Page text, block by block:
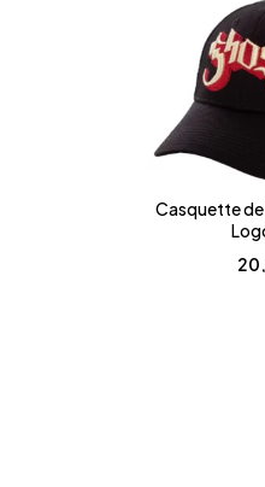
Casquette